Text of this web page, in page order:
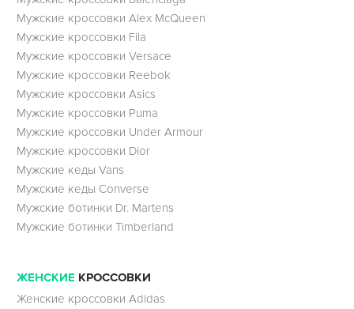
Мужские кроссовки Alex McQueen
Мужские кроссовки Fila
Мужские кроссовки Versace
Мужские кроссовки Reebok
Мужские кроссовки Asics
Мужские кроссовки Puma
Мужские кроссовки Under Armour
Мужские кроссовки Dior
Мужские кеды Vans
Мужские кеды Converse
Мужские ботинки Dr. Martens
Мужские ботинки Timberland
ЖЕНСКИЕ КРОССОВКИ
Женские кроссовки Adidas